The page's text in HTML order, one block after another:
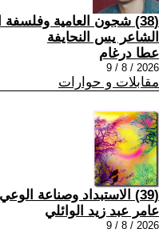
(38) شجون العامية
الشاعر يس النحايفة
عطا درغام
2026 / 8 / 9
مقابلات و حوارات
(39) الاستبداد وصناعة الوعي
عامر عبد زيد الوائلي
2026 / 8 / 9